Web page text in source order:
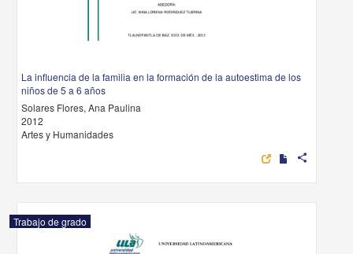
La influencia de la familia en la formación de la autoestima de los
niños de 5 a 6 años
Solares Flores, Ana Paulina
2012
Artes y Humanidades
share
Trabajo de grado